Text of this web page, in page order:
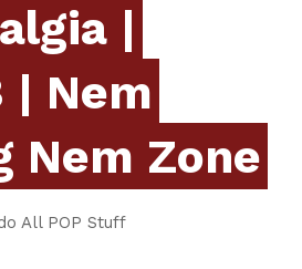
|
| Nem
Nem Zone
All POP Stuff